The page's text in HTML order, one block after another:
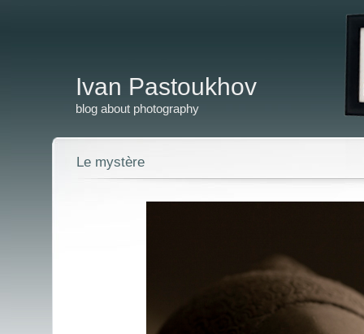
Ivan Pastoukhov
blog about photography
Le mystère